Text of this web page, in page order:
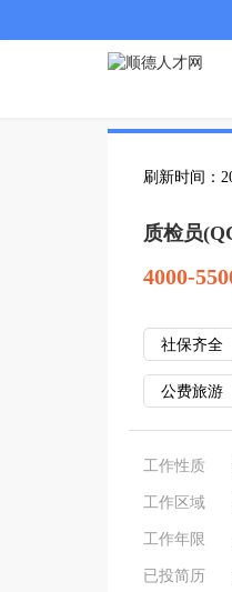
刷新时间：
质检员
4000-
社保齐全
公费旅游
工作性质
工作区域
工作年限
已投简历